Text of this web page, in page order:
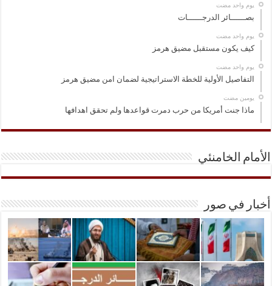
‏يوم واحد مضت
بصــــــائر الدرجــــــات
‏يوم واحد مضت
كيف يكون مستقبل مضيق هرمز
‏يوم واحد مضت
التفاصيل الأولية للخطة الاستراتيجية لضمان امن مضيق هرمز
‏يومين مضت
ماذا جنت أمريكا من حرب دمرت قواعدها ولم تحقق اهدافها
الأمام الخامنئي
أخبار في صور